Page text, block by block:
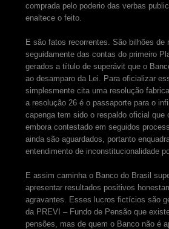
comprada pelo poderio das verbas
enaltece o feito.
E são fatos recorrentes. São bilhões de
seguidamente das contas do primeiro
gerados a título de superávit que o
ao desamparo da Lei. Para oficializar
simplesmente cita uma resolução
a resolução 26 é o passaporte para o
capenga tem sido o respaldo oficial que
embora contestado em seguidos
ainda são aguardados, portanto
entendimento de inconstitucionalidade
E assim caminha o Banco do Brasil
apresentar resultados positivos
agravantes. Esses lucros fictícios são
da PREVI – Fundo de Pensão que
pensões, mas de quem o Banco não é